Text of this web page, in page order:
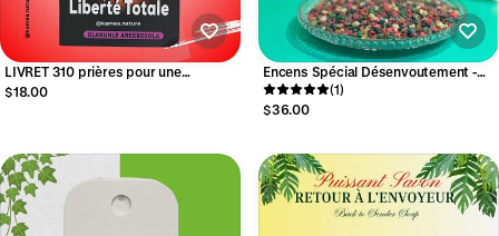
LIVRET 310 prières pour une
libération totale
$18.00
Encens Spécial Désenvoutement -
Déblocage(1)
$36.00